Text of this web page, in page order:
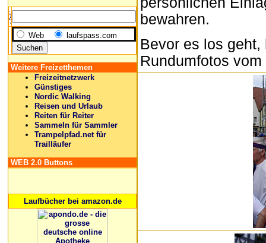
Web laufspass.com
Weitere Freizetthemen
Freizeitnetzwerk
Günstiges
Nordic Walking
Reisen und Urlaub
Reiten für Reiter
Sammeln für Sammler
Trampelpfad.net für
Trailläufer
WEB 2.0 Buttons
Laufbücher bei amazon.de
bewahren.
Bevor es los
Rundumfotos